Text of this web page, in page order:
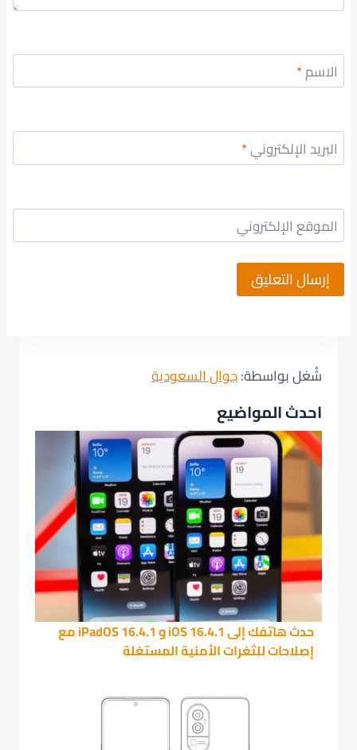
الاسم*
البريد الإلكتروني*
الموقع الإلكتروني
شُغل بواسطة:جوال السعودية
احدث المواضيع
حدث هاتفك إلى iOS 16.4.1 و iPadOS 16.4.1 مع
إصلاحات للثغرات الأمنية المستغلة